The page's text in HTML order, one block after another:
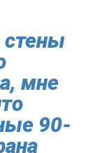
стены
мне
90-